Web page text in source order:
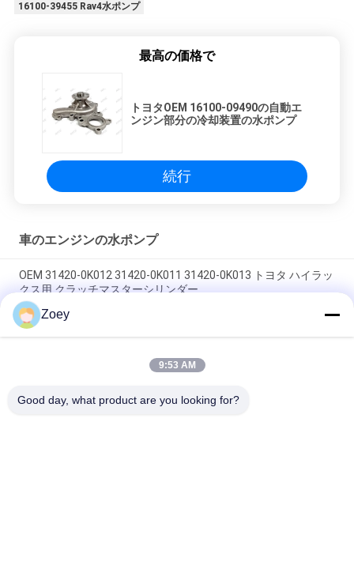
16100-39455 Rav4水ポンプ
最高の価格で
トヨタOEM 16100-09490の自動エ
ンジン部分の冷却装置の水ポンプ
続行
車のエンジンの水ポンプ
OEM 31420-0K012 31420-0K011 31420-0K013 トヨタ ハイラッ
クス用 クラッチマスターシリンダー
OEM PQH500060 LR013506 LAND ROVER DISCOVERY 276DT
306DT 向けベルトテンショナー
OEM 12204-20040 12204-20020 12204-31030 トヨタ ハイラン
Zoey
9:53 AM
Good day, what product are you looking for?